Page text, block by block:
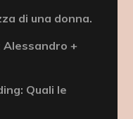
di una donna.
Alessandro +
Quali le